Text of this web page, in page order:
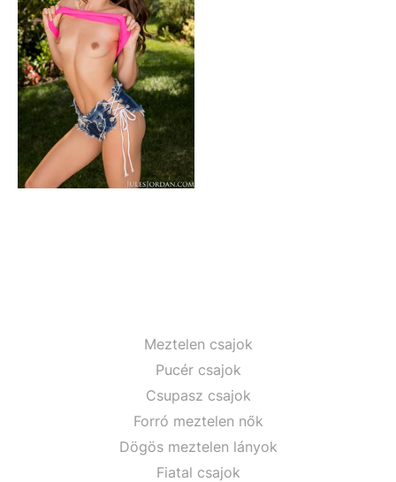
Meztelen csajok
Pucér csajok
Csupasz csajok
Forró meztelen nők
Dögös meztelen lányok
Fiatal csajok